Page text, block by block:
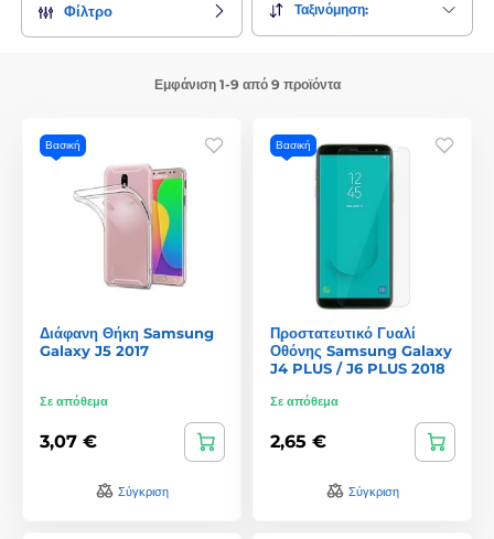
Φίλτρο Ταξινόμηση:
Εμφάνιση 1-9 από 9 προϊόντα
Βασική
Διάφανη Θήκη Samsung
Galaxy J5 2017
Σε απόθεμα
3,07 €
Σύγκριση
Βασική
Προστατευτικό Γυαλί
Οθόνης Samsung Galaxy
J4 PLUS / J6 PLUS 2018
Σε απόθεμα
2,65 €
Σύγκριση